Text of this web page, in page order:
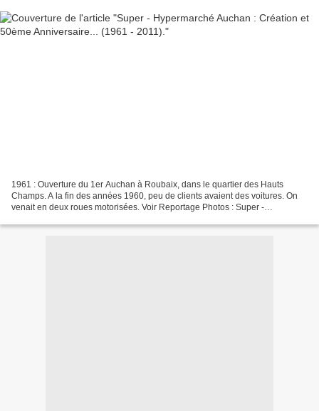
1961 : Ouverture du 1er Auchan à Roubaix, dans le quartier des Hauts
Champs. A la fin des années 1960, peu de clients avaient des voitures. On
venait en deux roues motorisées. Voir Reportage Photos : Super -